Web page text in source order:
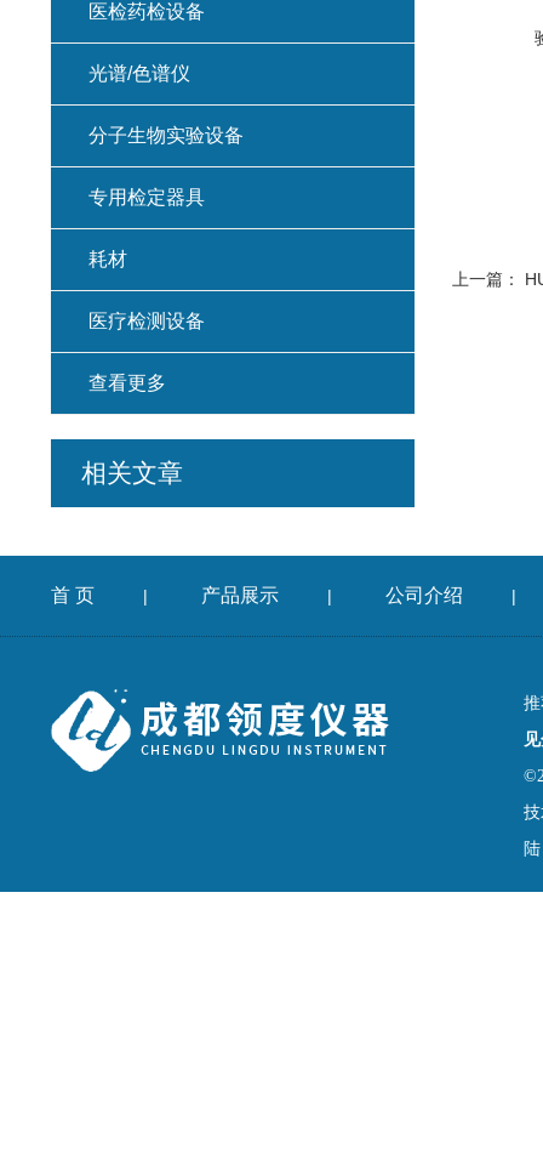
上一篇：
医检药检设备
光谱/色谱仪
分子生物实验设备
专用检定器具
耗材
医疗检测设备
查看更多
相关文章
首 页 | 产品展示 | 公司介绍 |
陆